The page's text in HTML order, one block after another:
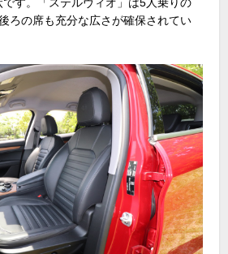
ろの席も充分な広さが確保されてい